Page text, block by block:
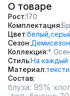
О товаре
Рост 170
Комплектация
Цвет белый,
Сезон Демисезон
Коллекция *
СтильНа каждый
Материал
Состав
блуза: 95%